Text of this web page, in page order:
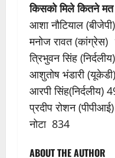
किसको मिले कितने मत
आशा नौटियाल
मनोज रावत
त्रिभुवन सिंह
आशुतोष भंडारी
आरपी सिंह(निर्दलीय)
प्रदीप रोशन
नोटा 834
ABOUT THE AUTHOR